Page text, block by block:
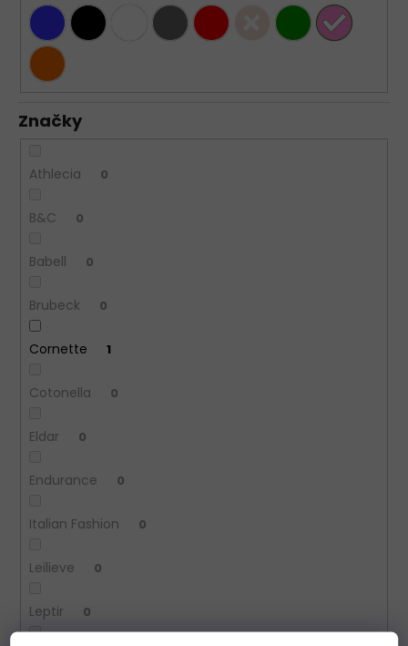
Značky
Athlecia 0
B&C 0
Babell 0
Brubeck 0
Cornette 1
Cotonella 0
Eldar 0
Endurance 0
Italian Fashion 0
Leilieve 0
Leptir 0